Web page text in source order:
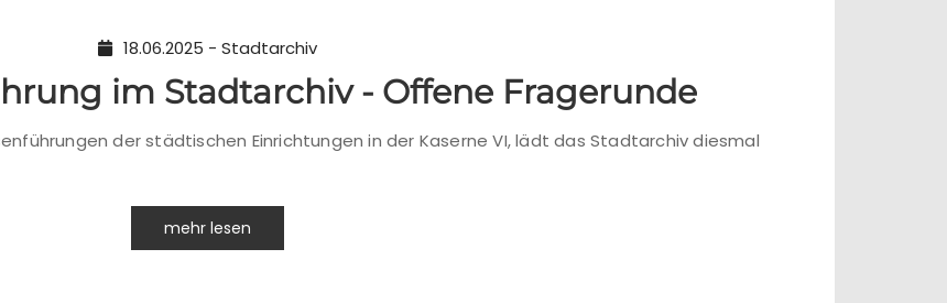
18.06.2025 - Stadtarchiv
im Stadtarchiv - Offene Fragerunde
der städtischen Einrichtungen in der Kaserne VI, lädt das Stadtarchiv diesmal
mehr lesen